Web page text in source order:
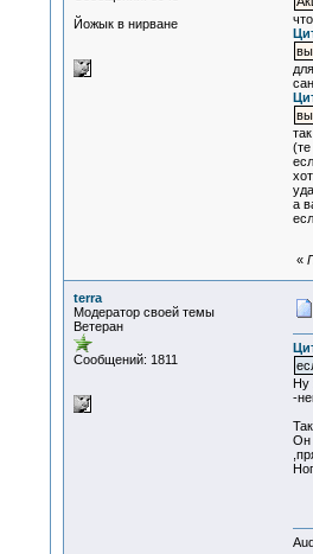
Йожык в нирване
вы
а
«
terra
Модератор своей темы
Ветеран
Сообщений: 1811
Ну
-
Он